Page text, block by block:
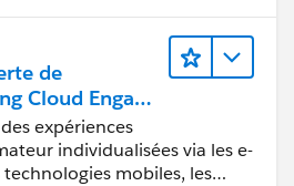
de
Cloud Engage
expériences
individualisées via les e-
technologies mobiles, les